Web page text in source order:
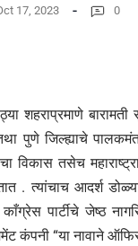
17, 2023 0
शहराप्रमाणे
पुणे जिल्ह्याचे
विकास तसेच
. त्यांचाच आदर्श
पार्टीचे जेष्ठ
कंपनी “या नावाने